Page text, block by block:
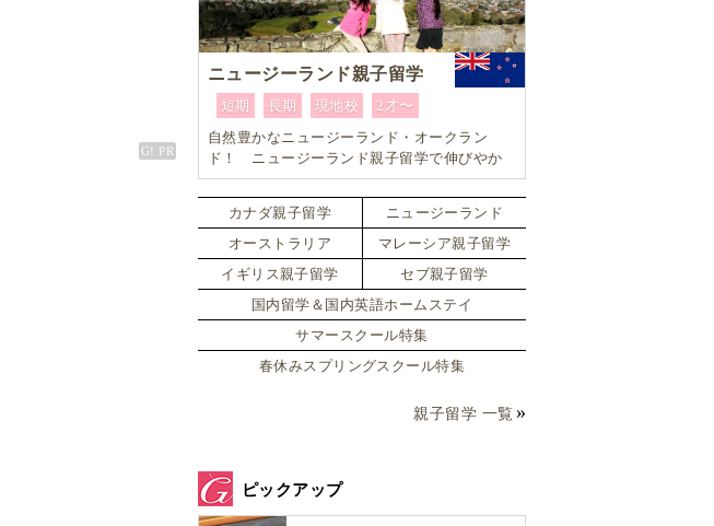
ニュージーランド親子留学
短期 長期 現地校
2才〜
自然豊かなニュージーランド・オークラン
ド！ ニュージーランド親子留学で伸びやか
な教育を体験。10歳以上であれば小学生でも
単身留学可能なスペシャルプラン！！
カナダ親子留学
ニュージーランド
オーストラリア
マレーシア親子留学
イギリス親子留学
セブ親子留学
国内留学＆国内英語ホームステイ
サマースクール特集
春休みスプリングスクール特集
親子留学 一覧
ピックアップ